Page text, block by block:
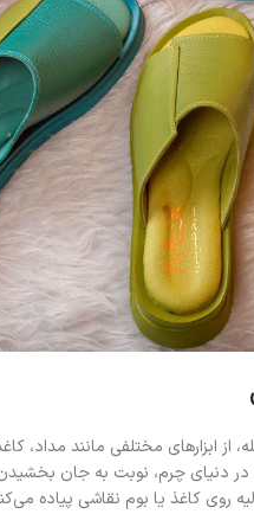
مختلفی مانند مداد،
دنیای چرم، نوبت به جان
روی کاغذ یا بوم نقاشی پیاده